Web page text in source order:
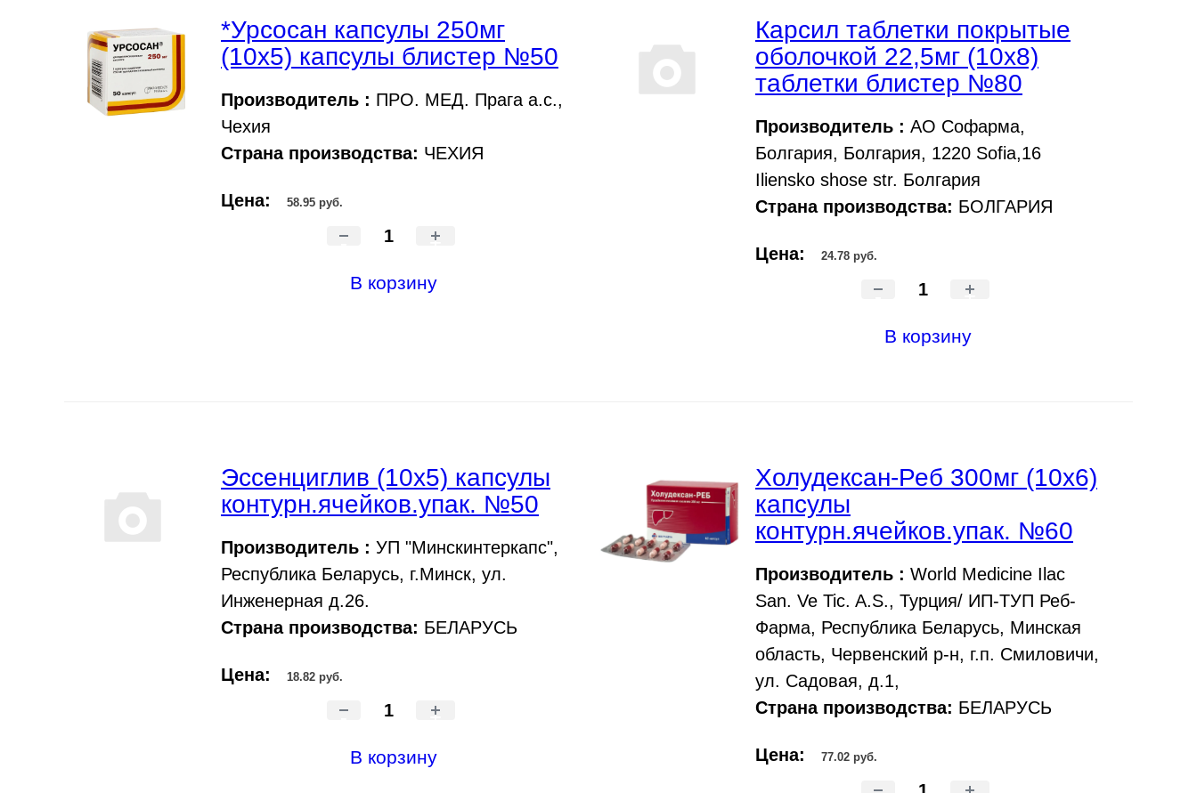
*Урсосан капсулы 250мг
(10х5) капсулы блистер №50
Производитель : ПРО. МЕД. Прага а.с.,
Чехия
Страна производства: ЧЕХИЯ
Цена: 58.95 руб.
- +
В корзину
Карсил таблетки покрытые
оболочкой 22,5мг (10х8)
таблетки блистер №80
Производитель : АО Софарма,
Болгария, Болгария, 1220 Sofia,16
Iliensko shose str. Болгария
Страна производства: БОЛГАРИЯ
Цена: 24.78 руб.
- +
В корзину
Эссенциглив (10х5) капсулы
контурн.ячейков.упак. №50
Производитель : УП "Минскинтеркапс",
Республика Беларусь, г.Минск, ул.
Инженерная д.26.
Страна производства: БЕЛАРУСЬ
Цена: 18.82 руб.
- +
В корзину
Холудексан-Реб 300мг (10х6)
капсулы
контурн.ячейков.упак. №60
Производитель : World Medicine Ilac
San. Ve Tic. A.S., Турция/ ИП-ТУП Реб-
Фарма, Республика Беларусь, Минская
область, Червенский р-н, г.п. Смиловичи,
ул. Садовая, д.1,
Страна производства: БЕЛАРУСЬ
Цена: 77.02 руб.